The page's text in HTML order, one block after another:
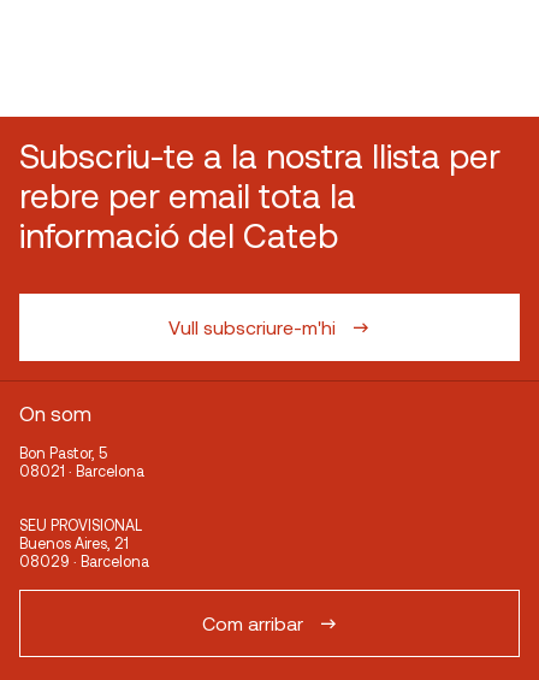
Subscriu-te a la nostra llista per
rebre per email tota la
informació del Cateb
Vull subscriure-m'hi
On som
Bon Pastor, 5
08021 · Barcelona
SEU PROVISIONAL
Buenos Aires, 21
08029 · Barcelona
Com arribar